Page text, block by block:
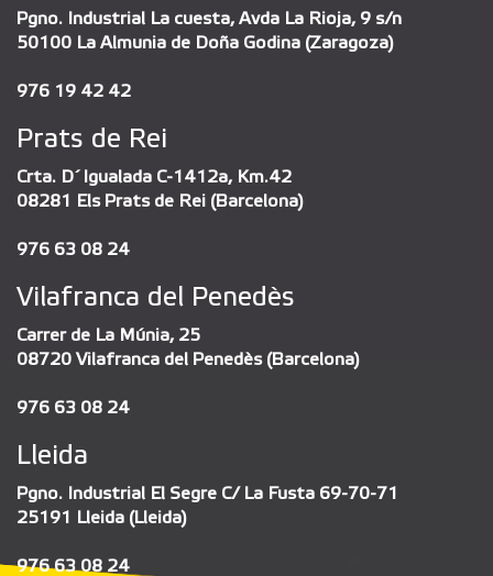
Pgno. Industrial La cuesta, Avda La Rioja, 9 s/n
50100 La Almunia de Doña Godina (Zaragoza)
976 19 42 42
Prats de Rei
Crta. D´Igualada C-1412a, Km.42
08281 Els Prats de Rei (Barcelona)
976 63 08 24
Vilafranca del Penedès
Carrer de La Múnia, 25
08720 Vilafranca del Penedès (Barcelona)
976 63 08 24
Lleida
Pgno. Industrial El Segre C/ La Fusta 69-70-71
25191 Lleida (Lleida)
976 63 08 24